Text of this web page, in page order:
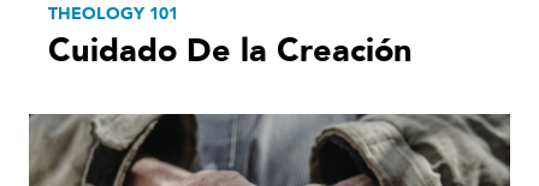
THEOLOGY 101
Cuidado De la Creación